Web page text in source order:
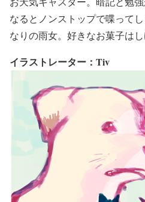
なるとノンストップで喋って
なりの雨女。好きなお菓子はし
イラストレーター：Tiv